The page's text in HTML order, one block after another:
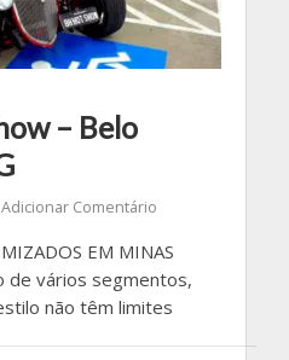
– Belo
Adicionar Comentário
EM MINAS
de vários segmentos,
não têm limites